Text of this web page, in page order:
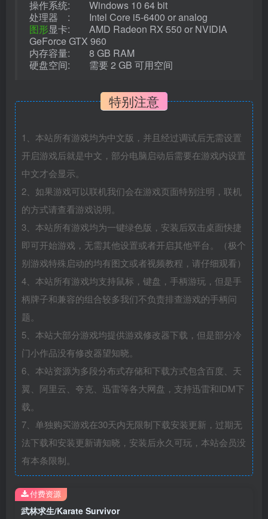
操作系统: Windows 10 64 bit
处理器 : Intel Core i5-6400 or analog
图形显卡: AMD Radeon RX 550 or NVIDIA
GeForce GTX 960
内存容量: 8 GB RAM
硬盘空间: 需要 2 GB 可用空间
特别注意
1、本站所有游戏均为中文版，并且经过调试后无需设置
开启游戏后就是中文，部分电脑启动后需要在游戏内设置
中文才会显示。
2、如果游戏可以联机我们会在游戏页面特别注明，联机
的方式请查看游戏说明。
3、本站所有游戏均为一键绿色版，安装后双击桌面快捷
即可开始游戏，无需其他设置或者开启其他平台。（极个
别游戏特殊启动的均有图文或者视频教程，请仔细观看）
4、本站所有游戏均支持鼠标，键盘，手柄游玩，但是手
柄牌子和兼容的组合较多我们不负责排查游戏的手柄问
题。
5、本站大部分游戏均提供游戏修改器下载，但是部分冷
门小作品没有修改器望知晓。
6、本站资源为多段分布式存储和下载方式包含百度、天
翼、阿里云、夸克、迅雷等各大网盘，支持迅雷和IDM下
载。
7、单独购买游戏在30天内无限制下载安装更新，过期无
法下载和安装更新请知晓，安装后永久可玩，本站会员没
有本条限制。
武林求生/Karate Survivor
付费资源